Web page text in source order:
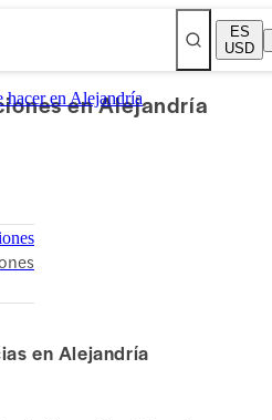
ES
USD
hacer en Alejandría
en Alejandría
en Alejandría